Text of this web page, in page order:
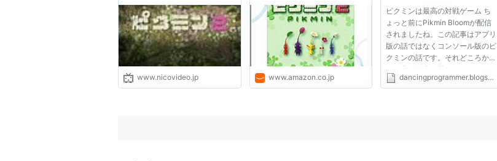
www.nicovideo.jp www.amazon.co.jp
ピクミンは最高の対戦ゲーム ち
ょっと前にPikmin Bloomが配信
されましたね。この記事はアプリ
版の話ではなくコンソール版のピ
クミンの話です。それどころかた
ぶん多くの人が遊んだことのない
対戦モードの話です。 Pikmin1し
dancingprogrammer.blogspot.com